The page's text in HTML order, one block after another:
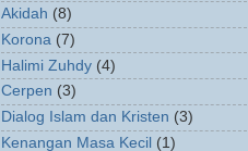
Akidah (8)
Korona (7)
Halimi Zuhdy (4)
Cerpen (3)
Dialog Islam dan Kristen (3)
Kenangan Masa Kecil (1)